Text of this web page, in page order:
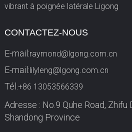
vibrant à poignée latérale Ligong
CONTACTEZ-NOUS
E-mail:raymond@lgong.com.cn
E-mail:lilyleng@lgong.com.cn
Tél. +86 13053566339
Adresse : No.9 Quhe Road, Zhifu
Shandong Province